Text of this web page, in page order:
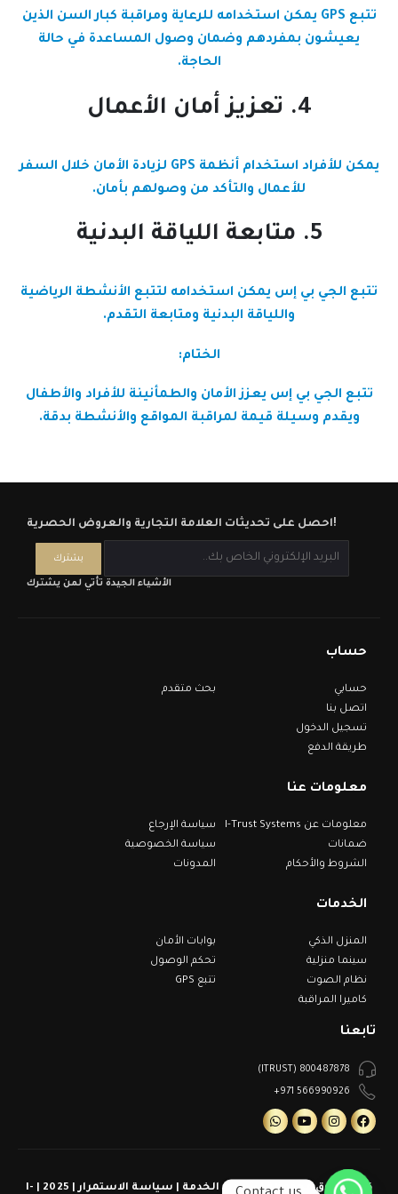
تتبع GPS يمكن استخدامه للرعاية ومراقبة كبار السن الذين
يعيشون بمفردهم وضمان وصول المساعدة في حالة
الحاجة.
4. تعزيز أمان الأعمال
يمكن للأفراد استخدام أنظمة GPS لزيادة الأمان خلال السفر
للأعمال والتأكد من وصولهم بأمان.
5. متابعة اللياقة البدنية
تتبع الجي بي إس يمكن استخدامه لتتبع الأنشطة الرياضية
واللياقة البدنية ومتابعة التقدم.
الختام:
تتبع الجي بي إس يعزز الأمان والطمأنينة للأفراد والأطفال
ويقدم وسيلة قيمة لمراقبة المواقع والأنشطة بدقة.
احصل على تحديثات العلامة التجارية والعروض الحصرية!
الأشياء الجيدة تأتي لمن يشترك
حساب
حسابي
اتصل بنا
تسجيل الدخول
طريقة الدفع
بحث متقدم
معلومات عنا
معلومات عن I-Trust Systems
ضمانات
الشروط والأحكام
سياسة الإرجاع
سياسة الخصوصية
المدونات
الخدمات
المنزل الذكي
سينما منزلية
نظام الصوت
كاميرا المراقبة
بوابات الأمان
تحكم الوصول
تتبع GPS
تابعنا
800487878 (ITRUST)
566990926 971+
كل الحقوق محفوظة | شروط الخدمة | سياسة الاستمرار | 2025 | I-